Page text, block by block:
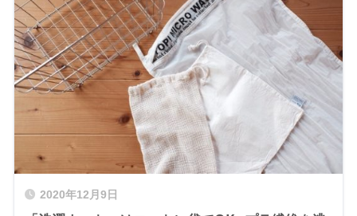
2020年12月9日